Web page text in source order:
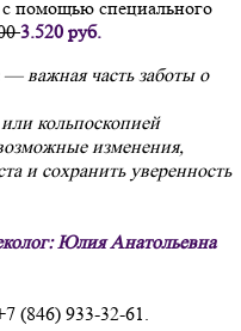
помощью специального
3.520 руб.
важная часть заботы о
кольпоскопией
изменения,
и сохранить уверенность
Юлия Анатольевна
(846) 933-32-61.